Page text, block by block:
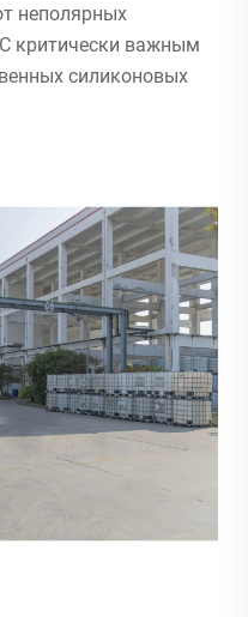
неполярных
критически важным
силиконовых